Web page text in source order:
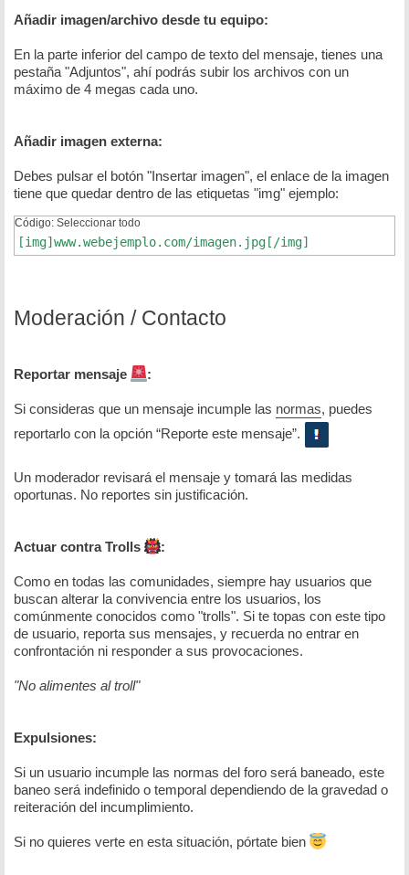
Añadir imagen/archivo desde tu equipo:
En la parte inferior del campo de texto del mensaje, tienes una
pestaña "Adjuntos", ahí podrás subir los archivos con un
máximo de 4 megas cada uno.
Añadir imagen externa:
Debes pulsar el botón "Insertar imagen", el enlace de la imagen
tiene que quedar dentro de las etiquetas "img" ejemplo:
Código: Seleccionar todo
[img]www.webejemplo.com/imagen.jpg[/img]
Moderación / Contacto
Reportar mensaje :
Si consideras que un mensaje incumple las normas, puedes
reportarlo con la opción “Reporte este mensaje”.
Un moderador revisará el mensaje y tomará las medidas
oportunas. No reportes sin justificación.
Actuar contra Trolls :
Como en todas las comunidades, siempre hay usuarios que
buscan alterar la convivencia entre los usuarios, los
comúnmente conocidos como "trolls". Si te topas con este tipo
de usuario, reporta sus mensajes, y recuerda no entrar en
confrontación ni responder a sus provocaciones.
"No alimentes al troll"
Expulsiones:
Si un usuario incumple las normas del foro será baneado, este
baneo será indefinido o temporal dependiendo de la gravedad o
reiteración del incumplimiento.
Si no quieres verte en esta situación, pórtate bien